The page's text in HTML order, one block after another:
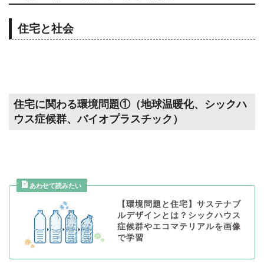
住宅と社会
住宅に関わる環境問題①（地球温暖化、シックハ
ウス症候群、バイオプラスチック）
【環境問題と住宅】サステナブ
ルデザインとは？シックハウス
症候群やエコマテリアルを画像
で学習